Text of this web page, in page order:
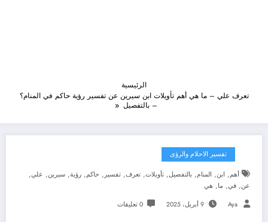
الرئيسية
تعرف علي – ما هي أهم تأويلات ابن سيرين عن تفسير رؤية حاكم في المنام؟
– بالتفصيل
تفسير الاحلام والرؤى
أهم, ابن, المنام, بالتفصيل, تأويلات, تعرف, تفسير , حاكم, رؤية, سيرين, علي,
عن, في, ما, هي
Aya 9 أبريل، 2025 0 تعليقات